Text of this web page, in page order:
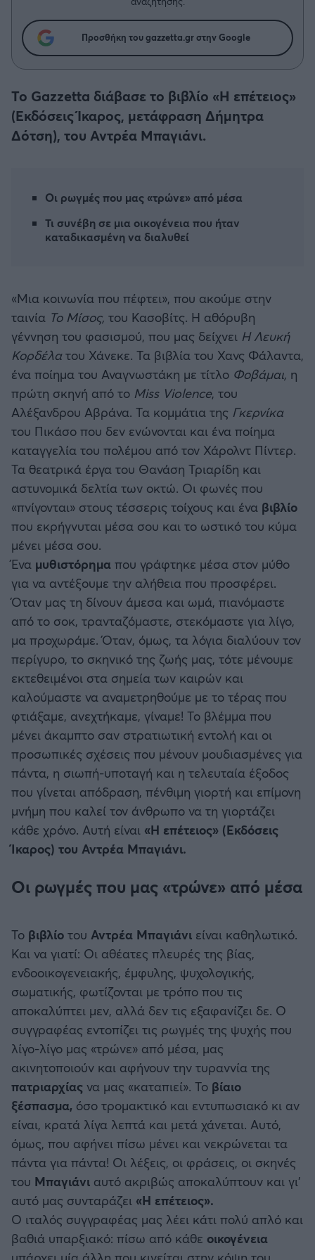
Δημήτρης Τσορμπατζόγλου
Άρης
Λεβαδειακός
ΟΦΗ
Βόλος
Καλαμάτα
Ηρακλής
Μπαρτσελόνα
Ρεάλ Μαδρίτης
Ατλέτικο Μαδρίτης
Μάντσεστερ Γιουνάιτεντ
Μάντσεστερ Σίτι
Λίβερπουλ
Τσέλσι
Άρσεναλ
Γιουβέντους
Μίλαν
Ίντερ
Μπάγερν Μονάχου
Παρί Σεν Ζερμέν
Μεγάλη μου Αγάπη
Μια Ιστορία από την Πόλη
Προσθήκη του gazzetta.gr στην Google
Το Gazzetta διάβασε το βιβλίο «Η επέτειος»
(Εκδόσεις Ίκαρος, μετάφραση Δήμητρα
Δότση), του Αντρέα Μπαγιάνι.
Οι ρωγμές που μας «τρώνε» από μέσα
Τι συνέβη σε μια οικογένεια που ήταν
καταδικασμένη να διαλυθεί
«Μια κοινωνία που πέφτει», που ακούμε στην
ταινία Το Μίσος, του Κασοβίτς. Η αθόρυβη
γέννηση του φασισμού, που μας δείχνει Η Λευκή
Κορδέλατου Χάνεκε. Τα βιβλία του Χανς Φάλαντα,
ένα ποίημα του Αναγνωστάκη με τίτλο Φοβάμαι, η
πρώτη σκηνή από το Miss Violence, του
Αλέξανδρου Αβράνα. Τα κομμάτια της Γκερνίκα
του Πικάσο που δεν ενώνονται και ένα ποίημα
καταγγελία του πολέμου από τον Χάρολντ Πίντερ.
Τα θεατρικά έργα του Θανάση Τριαρίδη και
αστυνομικά δελτία των οκτώ. Οι φωνές που
«πνίγονται» στους τέσσερις τοίχους και ένα βιβλίο
που εκρήγνυται μέσα σου και το ωστικό του κύμα
μένει μέσα σου.
Ένα μυθιστόρημα που γράφτηκε μέσα στον μύθο
για να αντέξουμε την αλήθεια που προσφέρει.
Όταν μας τη δίνουν άμεσα και ωμά, πιανόμαστε
από το σοκ, τρανταζόμαστε, στεκόμαστε για λίγο,
μα προχωράμε. Όταν, όμως, τα λόγια διαλύουν τον
περίγυρο, το σκηνικό της ζωής μας, τότε μένουμε
εκτεθειμένοι στα σημεία των καιρών και
καλούμαστε να αναμετρηθούμε με το τέρας που
φτιάξαμε, ανεχτήκαμε, γίναμε! Το βλέμμα που
μένει άκαμπτο σαν στρατιωτική εντολή και οι
προσωπικές σχέσεις που μένουν μουδιασμένες για
πάντα, η σιωπή-υποταγή και η τελευταία έξοδος
που γίνεται απόδραση, πένθιμη γιορτή και επίμονη
μνήμη που καλεί τον άνθρωπο να τη γιορτάζει
κάθε χρόνο. Αυτή είναι «Η επέτειος» (Εκδόσεις
Ίκαρος) του Αντρέα Μπαγιάνι.
Οι ρωγμές που μας «τρώνε» από μέσα
Το βιβλίο του Αντρέα Μπαγιάνι είναι καθηλωτικό.
Και να γιατί: Οι αθέατες πλευρές της βίας,
ενδοοικογενειακής, έμφυλης, ψυχολογικής,
σωματικής, φωτίζονται με τρόπο που τις
αποκαλύπτει μεν, αλλά δεν τις εξαφανίζει δε. Ο
συγγραφέας εντοπίζει τις ρωγμές της ψυχής που
λίγο-λίγο μας «τρώνε» από μέσα, μας
ακινητοποιούν και αφήνουν την τυραννία της
πατριαρχίας να μας «καταπιεί». Το βίαιο
ξέσπασμα, όσο τρομακτικό και εντυπωσιακό κι αν
είναι, κρατά λίγα λεπτά και μετά χάνεται. Αυτό,
όμως, που αφήνει πίσω μένει και νεκρώνεται τα
πάντα για πάντα! Οι λέξεις, οι φράσεις, οι σκηνές
του Μπαγιάνι αυτό ακριβώς αποκαλύπτουν και γι’
αυτό μας συνταράζει «Η επέτειος».
Ο ιταλός συγγραφέας μας λέει κάτι πολύ απλό και
βαθιά υπαρξιακό: πίσω από κάθε οικογένεια